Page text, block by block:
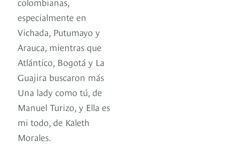
especialmente en
Vichada, Putumayo y
Arauca, mientras que
Atlántico, Bogotá y La
Guajira buscaron más
Una lady como tú, de
Manuel Turizo, y Ella es
mi todo, de Kaleth
Morales.